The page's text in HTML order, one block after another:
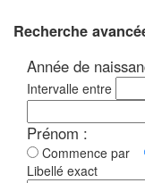
Recherche
Année de
Intervalle entre
Prénom :
Commence par
Libellé exact